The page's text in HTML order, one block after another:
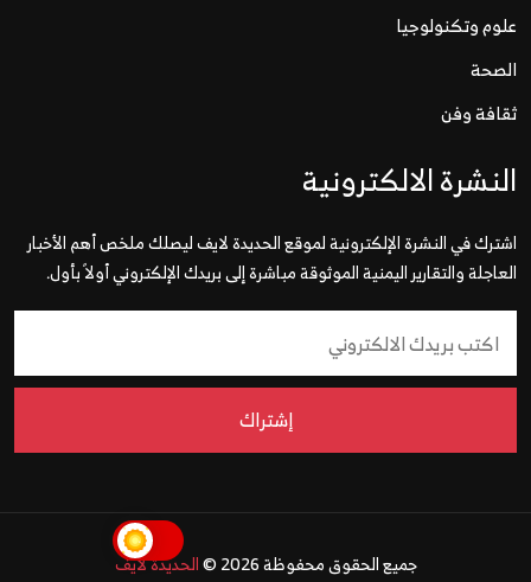
علوم وتكنولوجيا
الصحة
ثقافة وفن
النشرة الالكترونية
اشترك في النشرة الإلكترونية لموقع الحديدة لايف ليصلك ملخص أهم الأخبار
العاجلة والتقارير اليمنية الموثوقة مباشرة إلى بريدك الإلكتروني أولاً بأول.
إشتراك
جميع الحقوق محفوظة 2026 © الحديدة لايف